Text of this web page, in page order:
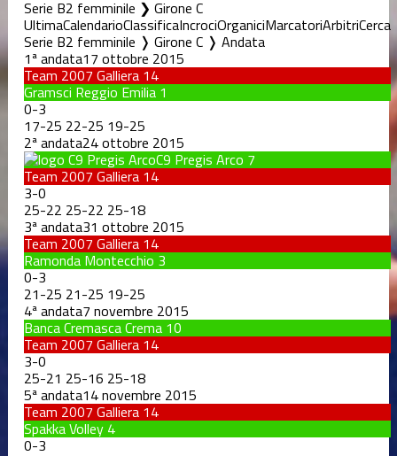
Serie B2 femminile ❯ Girone C
UltimaCalendarioClassificaIncrociOrganiciMarcatoriArbitriCerca
Serie B2 femminile ❭ Girone C ❭ Andata
1ª andata17 ottobre 2015
Team 2007 Galliera 14
Gramsci Reggio Emilia 1
0-3
17-25 22-25 19-25
2ª andata24 ottobre 2015
C9 Pregis Arco 7
Team 2007 Galliera 14
3-0
25-22 25-22 25-18
3ª andata31 ottobre 2015
Team 2007 Galliera 14
Ramonda Montecchio 3
0-3
21-25 21-25 19-25
4ª andata7 novembre 2015
Banca Cremasca Crema 10
Team 2007 Galliera 14
3-0
25-21 25-16 25-18
5ª andata14 novembre 2015
Team 2007 Galliera 14
Spakka Volley 4
0-3